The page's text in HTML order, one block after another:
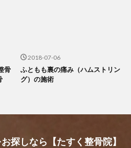
骨
2018-07-06
ふともも裏の痛み（ハムストリン
グ）の施術
探しなら【たすく整骨院】